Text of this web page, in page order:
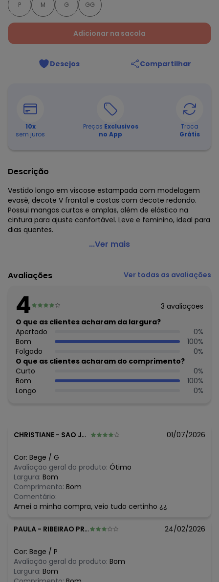
P M G GG
Adicionar na sacola
Desejos Compartilhar
10x
sem juros
Preços Exclusivos
no App
Troca
Grátis
Descrição
Vestido longo em viscose estampada com modelagem
evasê, decote V frontal e costas com decote redondo.
Possui mangas curtas e amplas, além de elástico na
cintura para ajuste confortável. Leve e feminino, ideal para
dias quentes.
Farm - Vestido Longo Manga Adriele Bege
Modelagem: Ampla
Modelo: Evasê
Modelo da Manga: Ampla
Comprimento: Midi
Forro: Não
Cinto: Não Acompanha
Decote Frente : V
Decote Costas: Redondo
Fornecedor: CIDADE MARAVILHOSA IND E COM DE ROUPAS /
CNPJ 96.116.690/0051-8
Feito: Brasil
Cuidados para conservação do produto: Não Alvejar Não
Composição: 100% Viscose
...Ver mais
Avaliações Ver todas as avaliações
4 3 avaliações
O que as clientes acharam da largura?
Apertado
0%
Bom
100%
Folgado
0%
O que as clientes acharam do comprimento?
Curto
0%
Bom
100%
Longo
0%
CHRISTIANE - SAO JOSE DO ITUETO SANTA - MG 01/07/2026
Cor: Bege / G
Avaliação geral do produto: Ótimo
Largura: Bom
Comprimento: Bom
Comentário:
Amei a minha compra, veio tudo certinho ¿¿
PAULA - RIBEIRAO PRETO - SP 24/02/2026
Cor: Bege / P
Avaliação geral do produto: Bom
Largura: Bom